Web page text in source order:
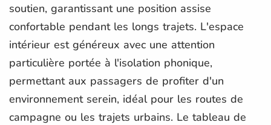
soutien, garantissant une position assise
confortable pendant les longs trajets. L'espace
intérieur est généreux avec une attention
particulière portée à l'isolation phonique,
permettant aux passagers de profiter d'un
environnement serein, idéal pour les routes de
campagne ou les trajets urbains. Le tableau de